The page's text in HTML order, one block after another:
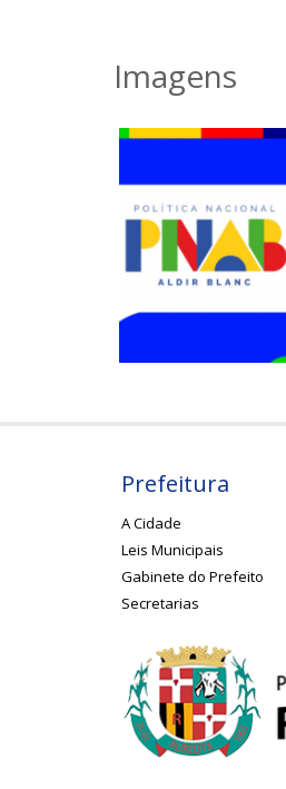
Imagens
Prefeitura
A Cidade
Leis Municipais
Gabinete do Prefeito
Secretarias